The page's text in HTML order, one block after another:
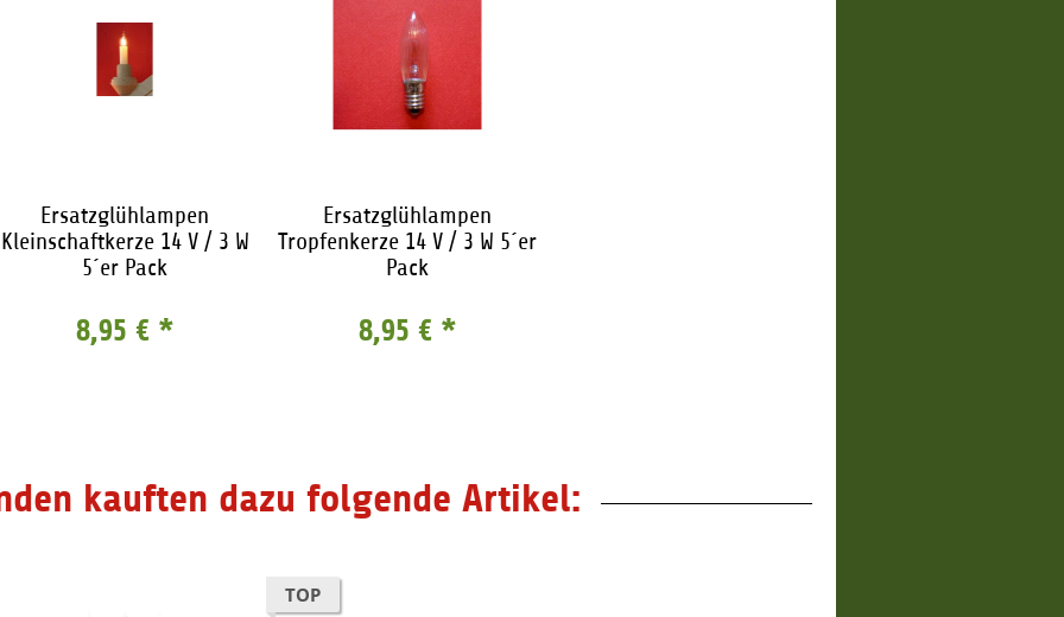
Ersatzglühlampen
Kleinschaftkerze 14 V / 3 W
5´er Pack
8,95 € *
Ersatzglühlampen
Tropfenkerze 14 V / 3 W 5´er
Pack
8,95 € *
kauften dazu folgende Artikel:
TOP